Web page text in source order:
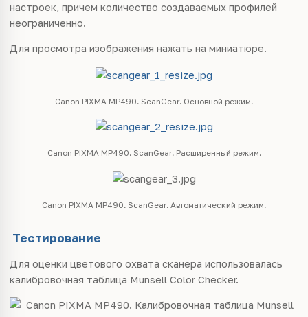
настроек, причем количество создаваемых профилей
неограниченно.
Для просмотра изображения нажать на миниатюре.
Canon PIXMA MP490. ScanGear. Основной режим.
Canon PIXMA MP490. ScanGear. Расширенный режим.
Canon PIXMA MP490. ScanGear. Автоматический режим.
Тестирование
Для оценки цветового охвата сканера использовалась
калибровочная таблица Munsell Color Checker.